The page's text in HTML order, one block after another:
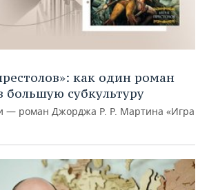
как один роман
большую субкультуру
— роман Джорджа Р. Р. Мартина «Игра